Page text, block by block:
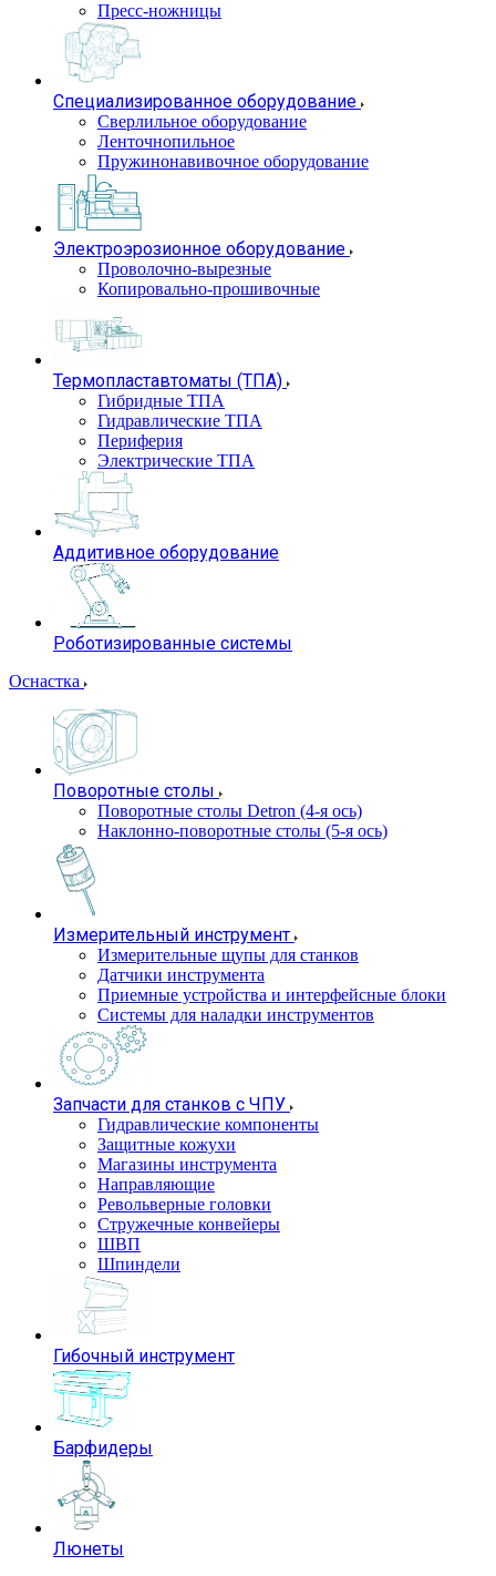
Пресс-ножницы
Специализированное оборудование
Сверлильное оборудование
Ленточнопильное
Пружинонавивочное оборудование
Электроэрозионное оборудование
Проволочно-вырезные
Копировально-прошивочные
Термопластавтоматы (ТПА)
Гибридные ТПА
Гидравлические ТПА
Периферия
Электрические ТПА
Аддитивное оборудование
Роботизированные системы
Оснастка
Поворотные столы
Поворотные столы Detron (4-я ось)
Наклонно-поворотные столы (5-я ось)
Измерительный инструмент
Измерительные щупы для станков
Датчики инструмента
Приемные устройства и интерфейсные блоки
Системы для наладки инструментов
Запчасти для станков с ЧПУ
Гидравлические компоненты
Защитные кожухи
Магазины инструмента
Направляющие
Револьверные головки
Стружечные конвейеры
ШВП
Шпиндели
Гибочный инструмент
Барфидеры
Люнеты